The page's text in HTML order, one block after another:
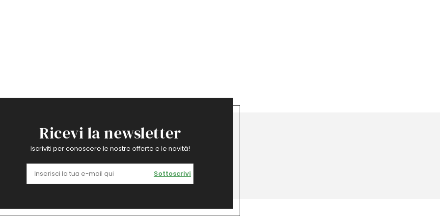
Ricevi la newsletter
Iscriviti per conoscere le nostre offerte e le novità!
Sottoscrivi